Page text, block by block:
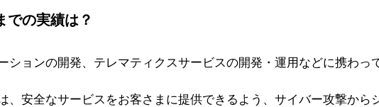
での実績は？
ションの開発、テレマティクスサービスの開発・運用などに携わっ
、安全なサービスをお客さまに提供できるよう、サイバー攻撃から